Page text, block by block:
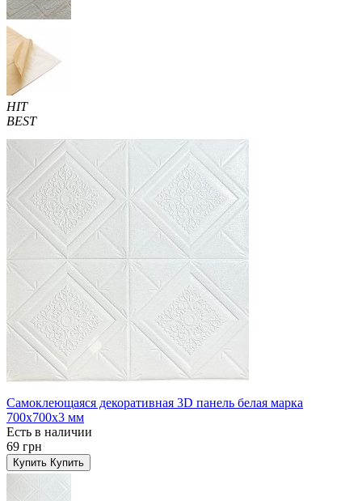
HIT
BEST
Самоклеющаяся декоративная 3D панель белая марка
700x700x3 мм
Есть в наличии
69 грн
Купить Купить